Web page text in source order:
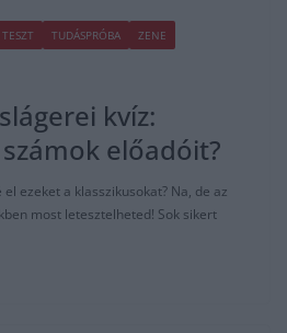
TESZT TUDÁSPRÓBA ZENE
kvíz:
előadóit?
ezeket a klasszikusokat? Na, de az
most letesztelheted! Sok sikert